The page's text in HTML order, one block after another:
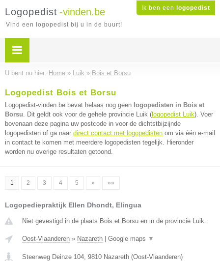
Ik ben een logopedist
Logopedist -vinden.be
Vind een logopedist bij u in de buurt!
U bent nu hier: Home » Luik » Bois et Borsu
Logopedist Bois et Borsu
Logopedist-vinden.be bevat helaas nog geen logopedisten in Bois et
Borsu. Dit geldt ook voor de gehele provincie Luik ( logopedist Luik). Voer
bovenaan deze pagina uw postcode in voor de dichtstbijzijnde
logopedisten of ga naar direct contact met logopedisten om via één e-mail
in contact te komen met meerdere logopedisten tegelijk. Hieronder
worden nu overige resultaten getoond.
1 2 3 4 5 » »»
Logopediepraktijk Ellen Dhondt, Elingua
Niet gevestigd in de plaats Bois et Borsu en in de provincie Luik.
Oost-Vlaanderen » Nazareth Google maps ▼
Steenweg Deinze 104, 9810 Nazareth (Oost-Vlaanderen)